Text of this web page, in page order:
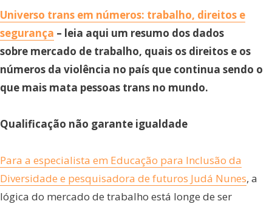
Universo trans em números: trabalho, direitos e
segurança – leia aqui um resumo dos dados
sobre mercado de trabalho, quais os direitos e os
números da violência no país que continua sendo o
que mais mata pessoas trans no mundo.
Qualificação não garante igualdade
Para a especialista em Educação para Inclusão da
Diversidade e pesquisadora de futuros Judá Nunes, a
lógica do mercado de trabalho está longe de ser